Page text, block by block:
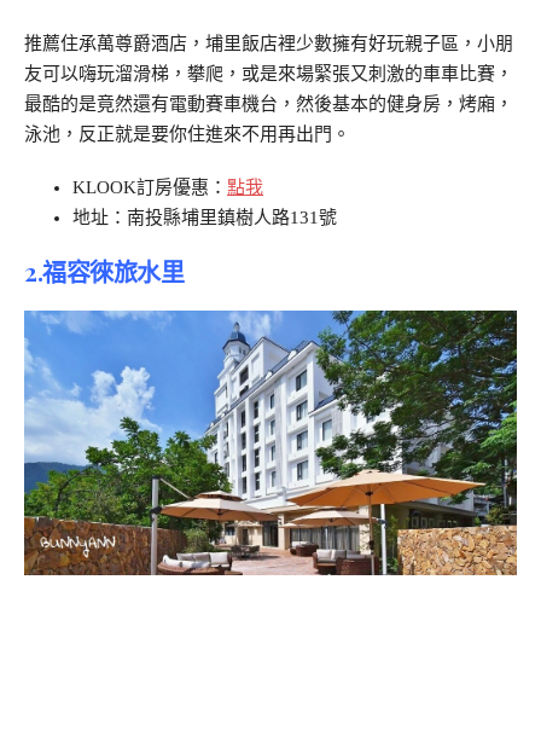
推薦住承萬尊爵酒店，埔里飯店裡少數擁有好玩親子區，小朋
友可以嗨玩溜滑梯，攀爬，或是來場緊張又刺激的車車比賽，
最酷的是竟然還有電動賽車機台，然後基本的健身房，烤廂，
泳池，反正就是要你住進來不用再出門。
KLOOK訂房優惠： 點我
地址：南投縣埔里鎮樹人路131號
2.福容徠旅水里